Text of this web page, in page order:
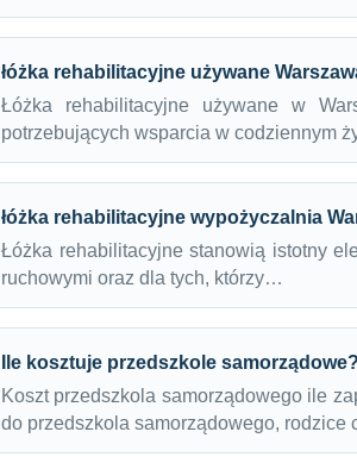
łóżka rehabilitacyjne używane
Łóżka rehabilitacyjne używane w
potrzebujących wsparcia w codziennym
łóżka rehabilitacyjne wypożyczalnia
Łóżka rehabilitacyjne stanowią istotny
ruchowymi oraz dla tych, którzy…
Ile kosztuje przedszkole
Koszt przedszkola samorządowego ile
do przedszkola samorządowego,